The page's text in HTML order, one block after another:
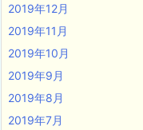
2019年12月
2019年11月
2019年10月
2019年9月
2019年8月
2019年7月